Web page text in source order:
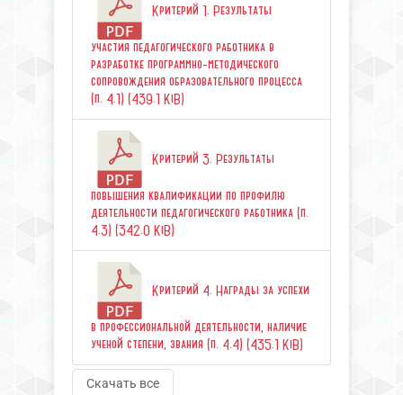
Критерий 1. Результаты
участия педагогического работника в
разработке программно-методического
сопровождения образовательного процесса
(п. 4.1) (439.1 KiB)
Критерий 3. Результаты
повышения квалификации по профилю
деятельности педагогического работника (п.
4.3) (342.0 KiB)
Критерий 4. Награды за успехи
в профессиональной деятельности, наличие
ученой степени, звания (п. 4.4) (435.1 KiB)
Скачать все